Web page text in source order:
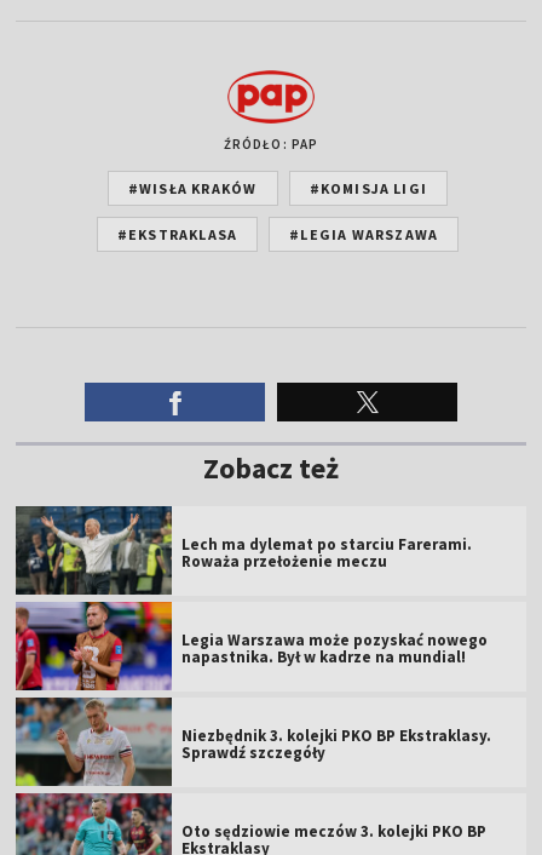
ŹRÓDŁO: PAP
#WISŁA KRAKÓW #KOMISJA LIGI
#EKSTRAKLASA #LEGIA WARSZAWA
Zobacz też
Lech ma dylemat po starciu Farerami.
Roważa przełożenie meczu
Legia Warszawa może pozyskać nowego
napastnika. Był w kadrze na mundial!
Niezbędnik 3. kolejki PKO BP Ekstraklasy.
Sprawdź szczegóły
Oto sędziowie meczów 3. kolejki PKO BP
Ekstraklasy